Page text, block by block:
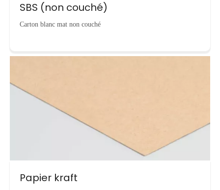
SBS (non couché)
Carton blanc mat non couché
Papier kraft